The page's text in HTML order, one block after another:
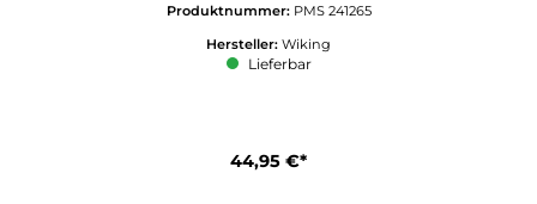
Produktnummer: PMS 241265
Hersteller: Wiking
Lieferbar
44,95 €*